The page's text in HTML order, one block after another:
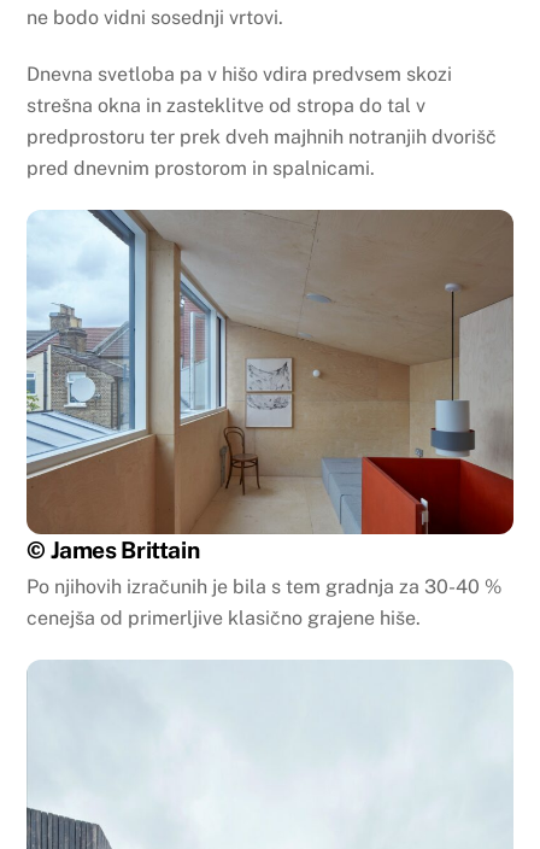
ne bodo vidni sosednji vrtovi.
Dnevna svetloba pa v hišo vdira predvsem skozi
strešna okna in zasteklitve od stropa do tal v
predprostoru ter prek dveh majhnih notranjih dvorišč
pred dnevnim prostorom in spalnicami.
© James Brittain
Po njihovih izračunih je bila s tem gradnja za 30-40 %
cenejša od primerljive klasično grajene hiše.